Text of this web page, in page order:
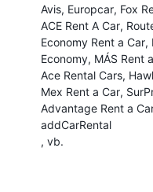
Avis Europcar Fox
ACE Rent A Car
Economy Rent a Car
Economy MÁS Rent
Ace Rental Cars
Mex Rent a Car
Advantage Rent a
addCarRental
, vb.